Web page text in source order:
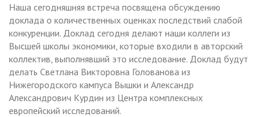
Наша сегодняшняя встреча посвящена обсуждению
доклада о количественных оценках последствий слабой
конкуренции. Доклад сегодня делают наши коллеги из
Высшей школы экономики, которые входили в авторский
коллектив, выполнявший это исследование. Доклад будут
делать Светлана Викторовна Голованова из
Нижегородского кампуса Вышки и Александр
Александрович Курдин из Центра комплексных
европейский исследований.